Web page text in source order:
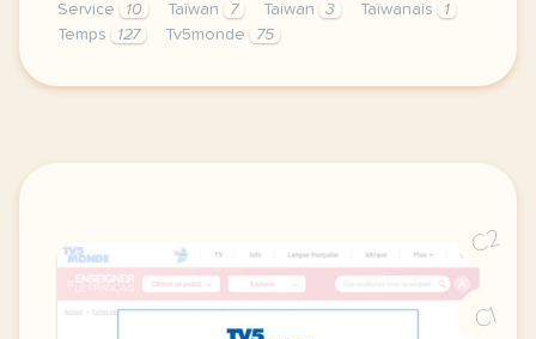
Service
10 Taïwan 7 Taiwan 3 Taïwanais
1
Temps
127 Tv5monde 75
le respect de votre vie privee est une priorite
C2
C1